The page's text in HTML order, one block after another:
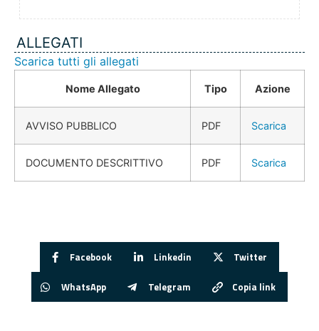
ALLEGATI
Scarica tutti gli allegati
Nome Allegato Tipo Azione
AVVISO PUBBLICO PDF Scarica
DOCUMENTO DESCRITTIVO PDF Scarica
Facebook Linkedin Twitter
WhatsApp Telegram Copia link